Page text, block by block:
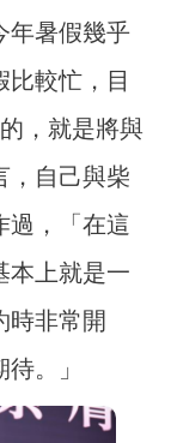
年暑假幾乎
較忙，目
，就是將與
，自己與柴
過，「在這
本上就是一
時非常開
。」